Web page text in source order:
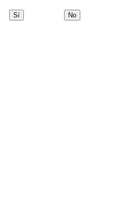
Sí No